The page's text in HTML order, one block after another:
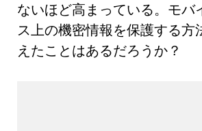
ないほど高まっている。モバ
ス上の機密情報を保護する方
えたことはあるだろうか？